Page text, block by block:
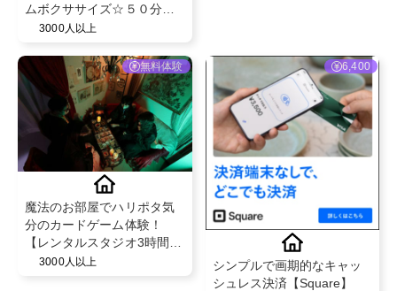
ムボクササイズ☆５０分レ
ッスン体験】女性専用NEW
3000人以上
無料体験
魔法のお部屋でハリポタ気
分のカードゲーム体験！
【レンタルスタジオ3時間】
@idearo
3000人以上
6,400
シンプルで画期的なキャッ
シュレス決済【Square】